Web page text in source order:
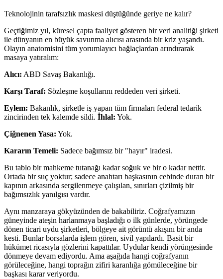
Teknolojinin tarafsızlık maskesi düştüğünde geriye ne kalır?
Geçtiğimiz yıl, küresel çapta faaliyet gösteren bir veri analitiği şirketi
ile dünyanın en büyük savunma alıcısı arasında bir kriz yaşandı.
Olayın anatomisini tüm yorumlayıcı bağlaçlardan arındırarak
masaya yatıralım:
Alıcı: ABD Savaş Bakanlığı.
Karşı Taraf: Sözleşme koşullarını reddeden veri şirketi.
Eylem: Bakanlık, şirketle iş yapan tüm firmaları federal tedarik
zincirinden tek kalemde sildi. İhlal: Yok.
Çiğnenen Yasa: Yok.
Kararın Temeli: Sadece bağımsız bir "hayır" iradesi.
Bu tablo bir mahkeme tutanağı kadar soğuk ve bir o kadar nettir.
Ortada bir suç yoktur; sadece anahtarı başkasının cebinde duran bir
kapının arkasında sergilenmeye çalışılan, sınırları çizilmiş bir
bağımsızlık yanılgısı vardır.
Aynı manzaraya gökyüzünden de bakabiliriz. Coğrafyamızın
güneyinde ateşin harlanmaya başladığı o ilk günlerde, yörüngede
dönen ticari uydu şirketleri, bölgeye ait görüntü akışını bir anda
kesti. Bunlar borsalarda işlem gören, sivil yapılardı. Basit bir
hükümet ricasıyla gözlerini kapattılar. Uydular kendi yörüngesinde
dönmeye devam ediyordu. Ama aşağıda hangi coğrafyanın
görüleceğine, hangi toprağın zifiri karanlığa gömüleceğine bir
başkası karar veriyordu.